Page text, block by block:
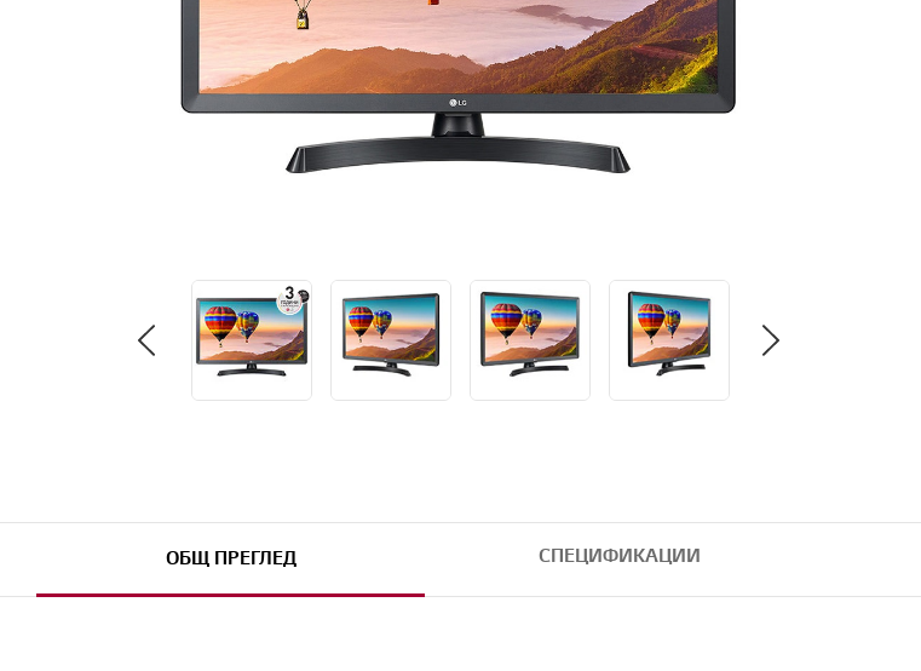
ОБЩ ПРЕГЛЕД СПЕЦИФИКАЦИИ